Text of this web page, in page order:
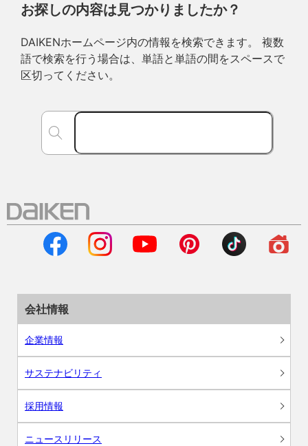
お探しの内容は見つかりましたか？
DAIKENホームページ内の情報を検索できます。 複数
語で検索を行う場合は、単語と単語の間をスペースで
区切ってください。
会社情報
企業情報
サステナビリティ
採用情報
ニュースリリース